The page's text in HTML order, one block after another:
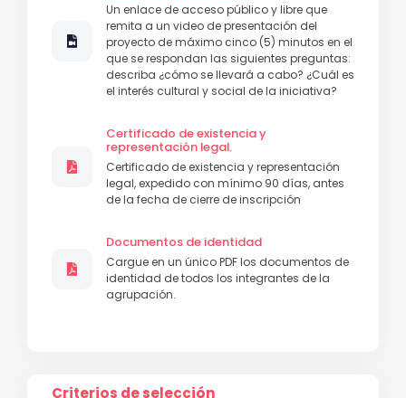
Un enlace de acceso público y libre que
remita a un video de presentación del
proyecto de máximo cinco (5) minutos en el
que se respondan las siguientes preguntas:
describa ¿cómo se llevará a cabo? ¿Cuál es
el interés cultural y social de la iniciativa?
Certificado de existencia y
representación legal.
Certificado de existencia y representación
legal, expedido con mínimo 90 días, antes
de la fecha de cierre de inscripción
Documentos de identidad
Cargue en un único PDF los documentos de
identidad de todos los integrantes de la
agrupación.
Criterios de selección